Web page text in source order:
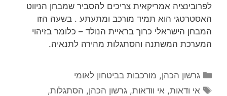
לפרובינציה אמריקאית צריכים להסביר שמבחן הניווט
האסטרטגי הוא תמיד מורכב ומתעתע . בשעה הזו
המבחן הישראלי כרוך בראיית הנולד – כלומר בזיהוי
המערכת המשתנה והסתגלות מהירה לתנאיה.
קטגוריות
גרשון הכהן, מורכבות בביטחון לאומי
תגיות
אי ודאות, אי וודאות,גרשון הכהן, הסתגלות,